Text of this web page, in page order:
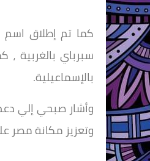
كما تم إطلاق اسم
سبرباي بالغربية
بالإسماعيلية.
وأشار صبحي إلي
وتعزيز مكانة مصر